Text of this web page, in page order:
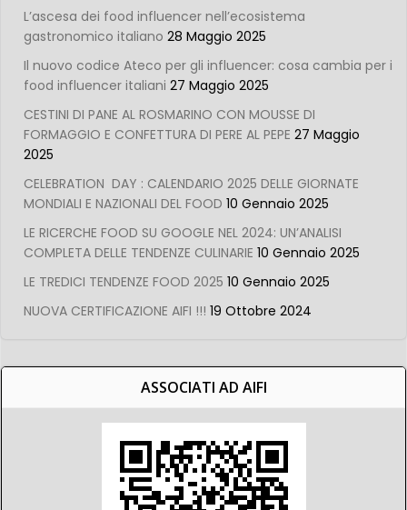
L’ascesa dei food influencer nell’ecosistema
gastronomico italiano 28 Maggio 2025
Il nuovo codice Ateco per gli influencer: cosa cambia per i
food influencer italiani 27 Maggio 2025
CESTINI DI PANE AL ROSMARINO CON MOUSSE DI
FORMAGGIO E CONFETTURA DI PERE AL PEPE 27 Maggio
2025
CELEBRATION DAY : CALENDARIO 2025 DELLE GIORNATE
MONDIALI E NAZIONALI DEL FOOD 10 Gennaio 2025
LE RICERCHE FOOD SU GOOGLE NEL 2024: UN’ANALISI
COMPLETA DELLE TENDENZE CULINARIE 10 Gennaio 2025
LE TREDICI TENDENZE FOOD 2025 10 Gennaio 2025
NUOVA CERTIFICAZIONE AIFI !!! 19 Ottobre 2024
ASSOCIATI AD AIFI